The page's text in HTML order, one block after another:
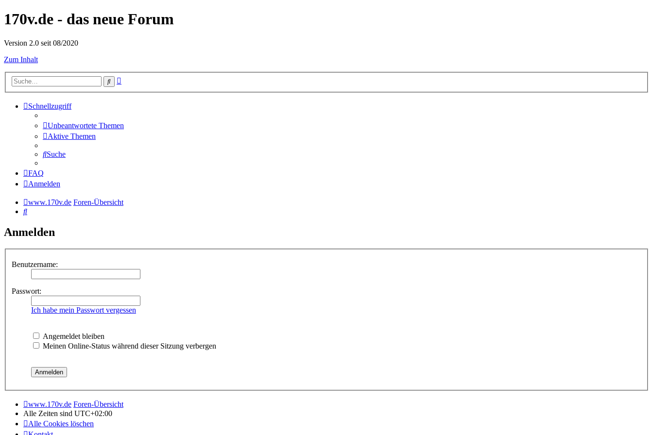
170v.de - das neue Forum
Version 2.0 seit 08/2020
Zum Inhalt
Suche
Schnellzugriff
Unbeantwortete Themen
Aktive Themen
Suche
FAQ
Anmelden
www.170v.de Foren-Übersicht
Suche
Anmelden
Benutzername:
Passwort:
Ich habe mein Passwort vergessen
Angemeldet bleiben
Meinen Online-Status während dieser Sitzung verbergen
www.170v.de Foren-Übersicht
Alle Zeiten sind UTC+02:00
Alle Cookies löschen